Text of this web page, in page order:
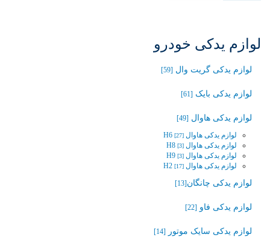
لوازم یدکی خودرو
لوازم یدکی گریت وال [59]
لوازم یدکی بایک [61]
لوازم یدکی هاوال [49]
لوازم یدکی هاوال H6 [27]
لوازم یدکی هاوال H8 [3]
لوازم یدکی هاوال H9 [3]
لوازم یدکی هاوال H2 [17]
لوازم یدکی چانگان‬‎[13]
لوازم یدکی فاو [22]
لوازم یدکی سایک موتور [14]